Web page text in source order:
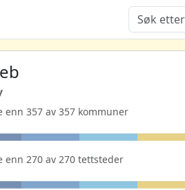
enn 357 av 357 kommuner
enn 270 av 270 tettsteder